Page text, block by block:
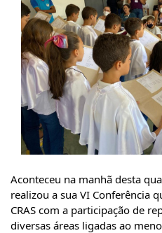
Aconteceu na manhã desta
realizou a sua VI Conferência
CRAS com a participação de
diversas áreas ligadas ao